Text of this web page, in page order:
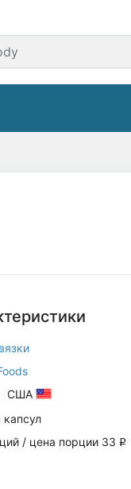
США
капсул
/ цена порции 33 q